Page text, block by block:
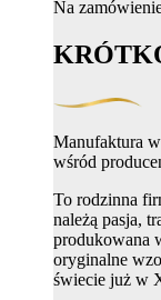
Na
Manufaktura
wśród
To rodzinna
należą pasja,
produkowana
oryginalne
świecie już w